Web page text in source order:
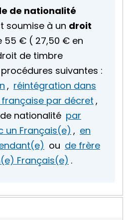
de nationalité
soumise à un droit
55 € ( 27,50 € en
de timbre
suivantes :
, réintégration dans
par décret ,
nationalité par
un Français(e) , en
ou de frère
Français(e) .